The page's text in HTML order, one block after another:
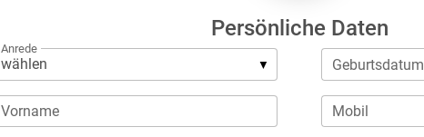
Persönliche Daten
Anrede
Vorname
Geburtsdatum
Mobil